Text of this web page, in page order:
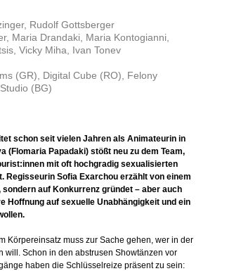
Rudolf Gottsberger
Maria Drandaki, Maria Kontogianni,
Vicky Miha, Ivan Tonev
(GR), Digital Cube (RO), Felony
(BG)
schon seit vielen Jahren als Animateurin in
(Flomaria Papadaki) stößt neu zu dem Team,
mit oft hochgradig sexualisierten
Regisseurin Sofia Exarchou erzählt von einem
auf Konkurrenz gründet – aber auch
Hoffnung auf sexuelle Unabhängigkeit und ein
Körpereinsatz muss zur Sache gehen, wer in der
will. Schon in den abstrusen Showtänzen vor
haben die Schlüsselreize präsent zu sein: